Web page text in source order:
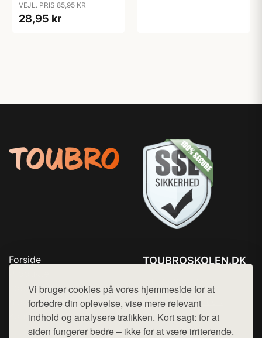
Vi bruger cookies på vores hjemmeside for at
forbedre din oplevelse, vise mere relevant
indhold og analysere trafikken. Kort sagt: for at
siden fungerer bedre – ikke for at være irriterende.
VEJL. PRIS 85,95 KR
28,95 kr
Forside
Top Rabatter
Blog
Kontakt
TOUBROSKOLEN.DK
Mail: hej@want.dk
Cookie- og privatlivspolitik